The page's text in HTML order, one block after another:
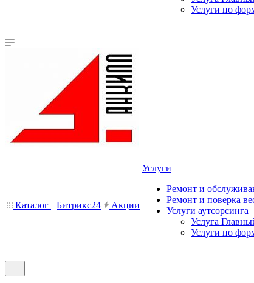
Услуги по
Каталог Битрикс24 Акции
Услуги
Ремонт и
Ремонт и поверка
Услуги аутсорсинга
Услуга
Услуги по